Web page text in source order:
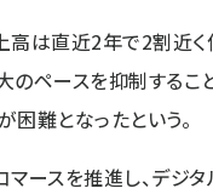
高は直近2年で2割近
のペースを抑制する
困難となったという。
マースを推進し、デ